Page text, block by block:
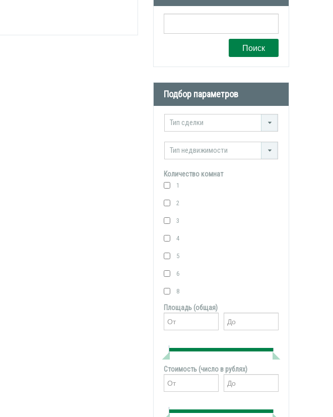
Поиск
Подбор параметров
Тип сделки
Тип недвижимости
Количество комнат
1
2
3
4
5
6
8
Площадь (общая)
Стоимость (число в рублях)